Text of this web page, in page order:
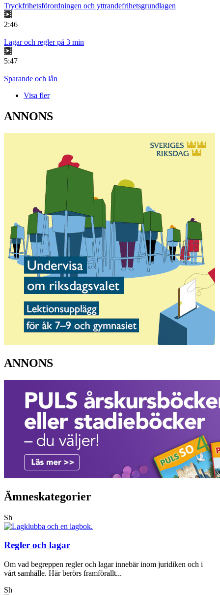
Tryckfrihetsförordningen och yttrandefrihetsgrundlagen
2:46
Lagar och regler på 3 min
5:47
Sparande och lån
Visa fler
ANNONS
ANNONS
Ämneskategorier
Sh
Regler och lagar
Om vad begreppen regler och lagar innebär inom juridiken och i
vårt samhälle. Här berörs framförallt...
Sh